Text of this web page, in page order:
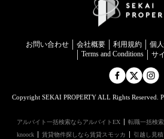
お問い合わせ 会社概要 利用規約
個
Terms and Conditions
サ
Copyright SEKAI PROPERTY ALL Rights Reserved.
アルバイト一括検索ならアルバイトEX 転職一括検
knoock
賃貸物件探しなら賃貸スモッカ
引越し見